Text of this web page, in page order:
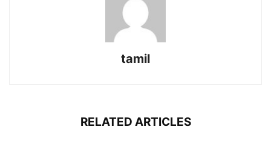
tamil
RELATED ARTICLES